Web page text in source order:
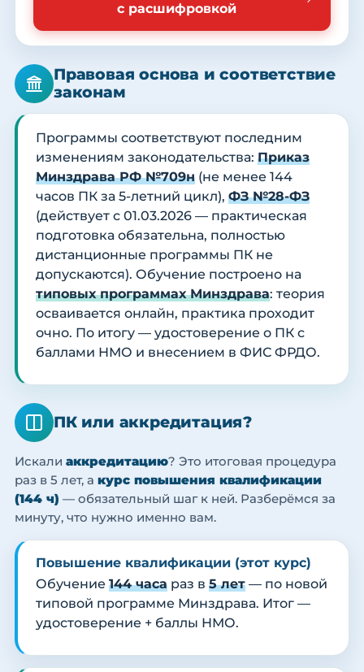
с расшифровкой
Правовая основа и соответствие
законам
Программы соответствуют последним
изменениям законодательства: Приказ
Минздрава РФ №709н (не менее 144
часов ПК за 5-летний цикл), ФЗ №28-ФЗ
(действует с 01.03.2026 — практическая
подготовка обязательна, полностью
дистанционные программы ПК не
допускаются). Обучение построено на
типовых программах Минздрава: теория
осваивается онлайн, практика проходит
очно. По итогу — удостоверение о ПК с
баллами НМО и внесением в ФИС ФРДО.
ПК или аккредитация?
Искали аккредитацию? Это итоговая процедура
раз в 5 лет, а курс повышения квалификации
(144 ч) — обязательный шаг к ней. Разберёмся за
минуту, что нужно именно вам.
Повышение квалификации (этот курс)
Обучение 144 часа раз в 5 лет — по новой
типовой программе Минздрава. Итог —
удостоверение + баллы НМО.